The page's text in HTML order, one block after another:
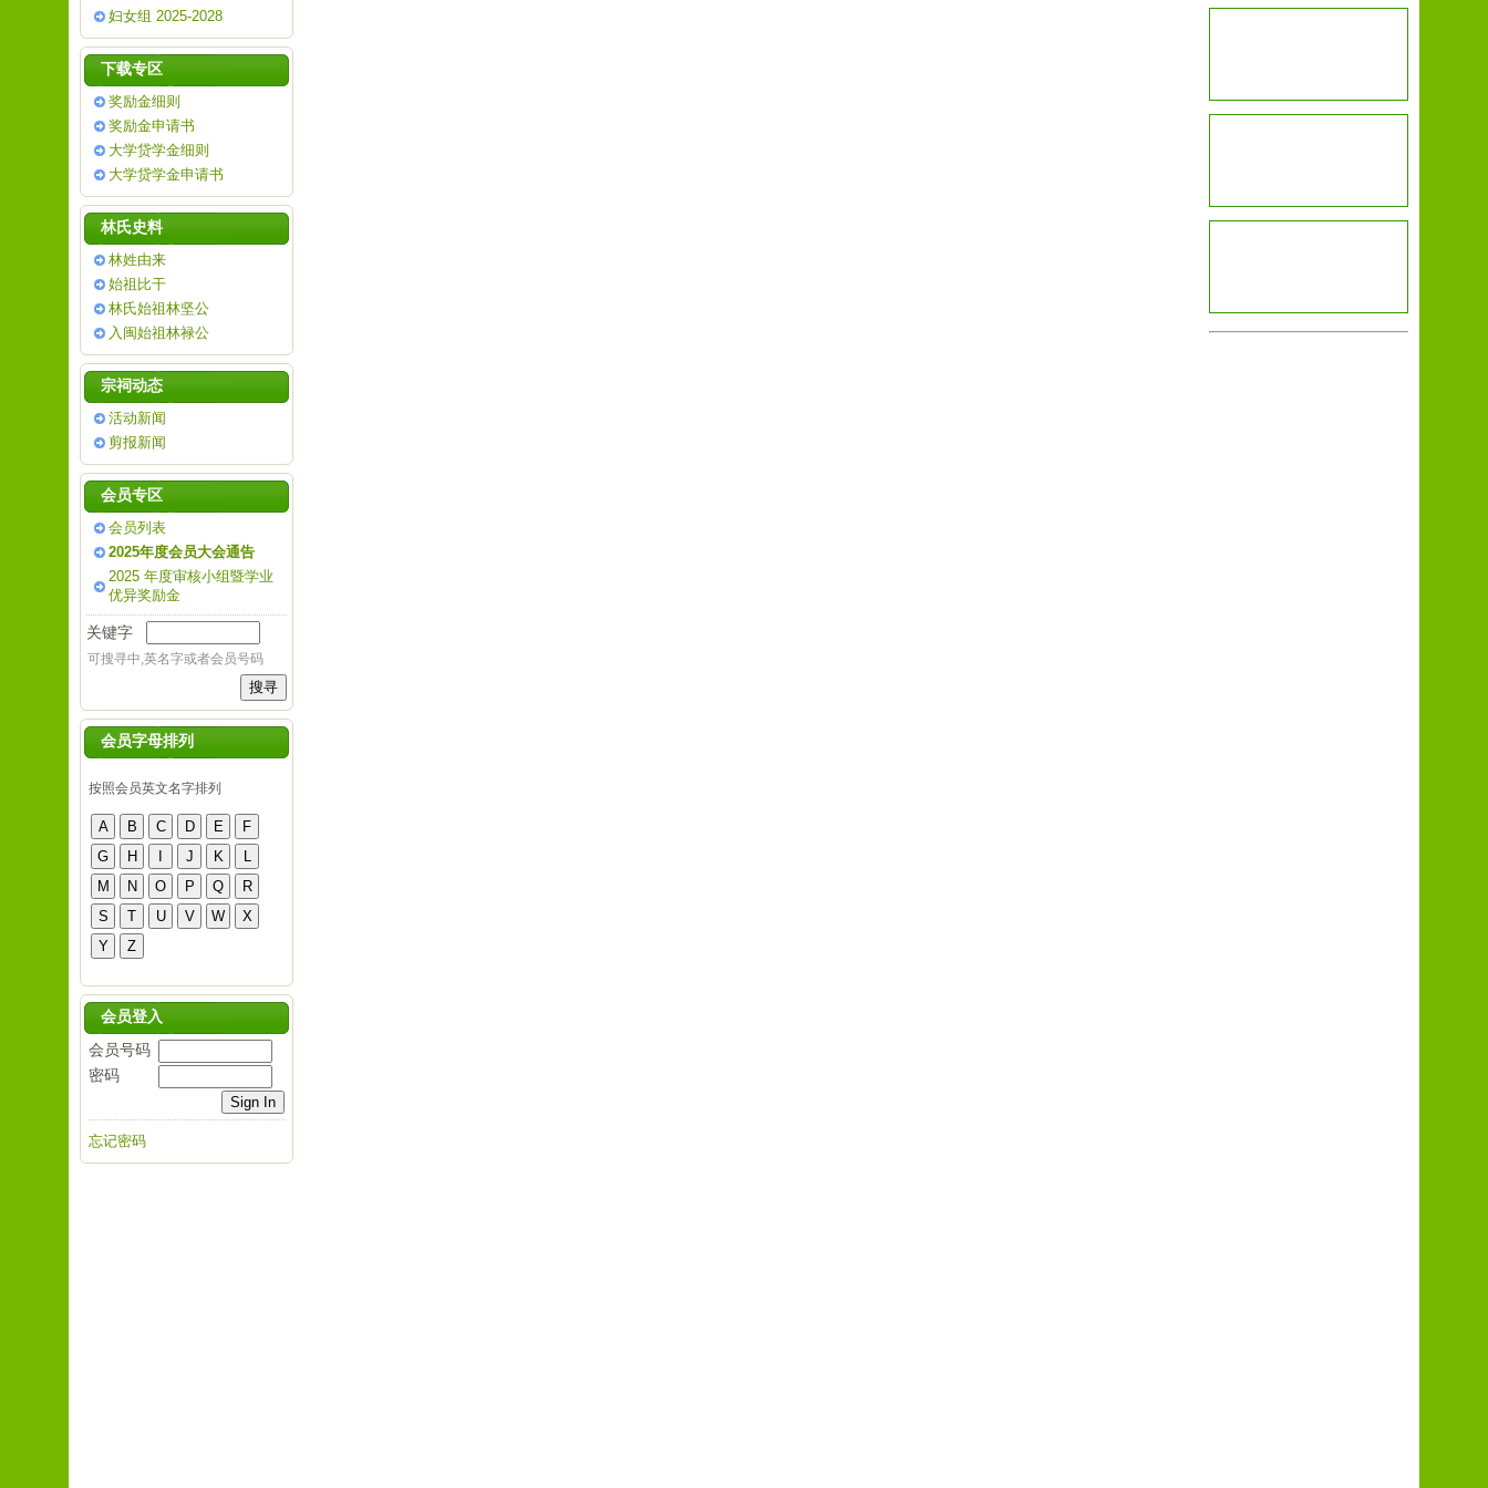
妇女组 2025-2028
下载专区
奖励金细则
奖励金申请书
大学贷学金细则
大学贷学金申请书
林氏史料
林姓由来
始祖比干
林氏始祖林坚公
入闽始祖林禄公
宗祠动态
活动新闻
剪报新闻
会员专区
会员列表
2025年度会员大会通告
2025 年度审核小组暨学业
优异奖励金
关键字
可搜寻中,英名字或者会员号码
会员字母排列
按照会员英文名字排列
会员登入
会员号码
密码
忘记密码